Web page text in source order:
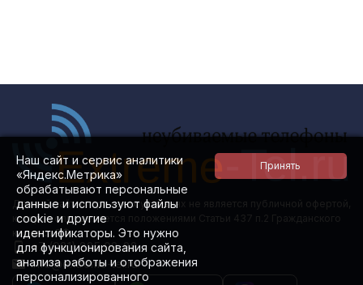
Данный сайт ни при каких условиях не является публичной офертой,
которая определяется положениями Статьи 437 п.2 Гражданского
кодекса РФ.
+7 (981) 885 08-88
info@extreme-tel.ru
Наш сайт и сервис аналитики
«Яндекс.Метрика»
обрабатывают персональные
данные и используют файлы
cookie и другие
идентификаторы. Это нужно
для функционирования сайта,
анализа работы и отображения
персонализированного